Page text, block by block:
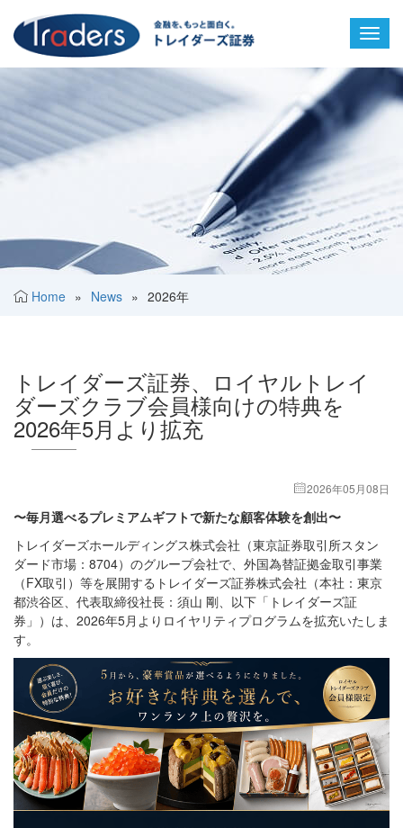
Home » News » 2026年
トレイダーズ証券、ロイヤルトレイ
ダーズクラブ会員様向けの特典を
2026年5月より拡充
2026年05月08日
〜毎月選べるプレミアムギフトで新たな顧客体験を創出〜
トレイダーズホールディングス株式会社（東京証券取引所スタン
ダード市場：8704）のグループ会社で、外国為替証拠金取引事業
（FX取引）等を展開するトレイダーズ証券株式会社（本社：東京
都渋谷区、代表取締役社長：須山 剛、以下「トレイダーズ証
券」）は、2026年5月よりロイヤリティプログラムを拡充いたしま
す。